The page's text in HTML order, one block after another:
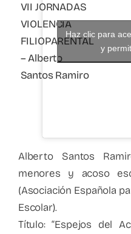
VII JORNADAS
VIOLENCIA
FILIOPARENTAL
– Alberto
Santos Ramiro
Haz clic para
y
Alberto Santos
menores y acoso
(Asociación Española
Escolar).
Título: “Espejos del